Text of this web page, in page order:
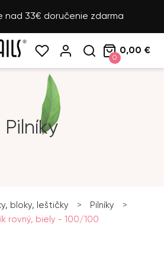
nad 33€ doručenie zdarma
0
0,00 €
Pilníky
bloky, leštičky > Pilníky
>
rovný, biely - 100/100